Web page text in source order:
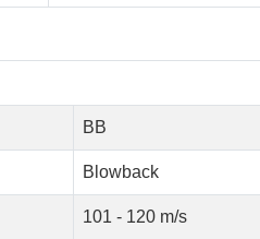
BB
Blowback
101 - 120 m/s